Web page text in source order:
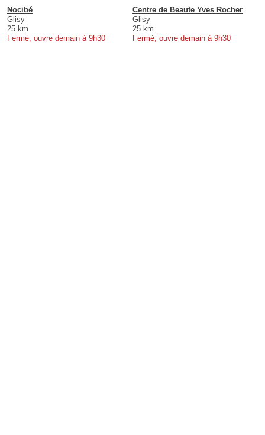
Nocibé
Glisy
25 km
Fermé, ouvre demain à 9h30
Centre de Beaute Yves Rocher
Glisy
25 km
Fermé, ouvre demain à 9h30